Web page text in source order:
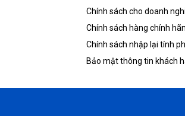
Chính sách cho doanh
Chính sách hàng chính
Chính sách nhập lại tính
Bảo mật thông tin khách